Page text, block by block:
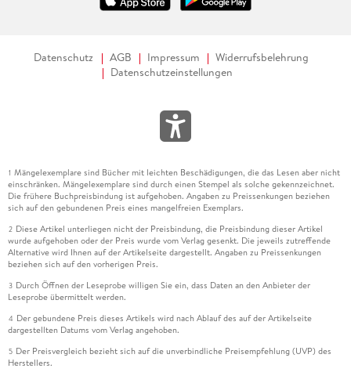
Datenschutz AGB Impressum
Widerrufsbelehrung
Datenschutzeinstellungen
1 Mängelexemplare sind Bücher mit leichten Beschädigungen, die das Lesen aber nicht
einschränken. Mängelexemplare sind durch einen Stempel als solche gekennzeichnet.
Die frühere Buchpreisbindung ist aufgehoben. Angaben zu Preissenkungen beziehen
sich auf den gebundenen Preis eines mangelfreien Exemplars.
2 Diese Artikel unterliegen nicht der Preisbindung, die Preisbindung dieser Artikel
wurde aufgehoben oder der Preis wurde vom Verlag gesenkt. Die jeweils zutreffende
Alternative wird Ihnen auf der Artikelseite dargestellt. Angaben zu Preissenkungen
beziehen sich auf den vorherigen Preis.
3 Durch Öffnen der Leseprobe willigen Sie ein, dass Daten an den Anbieter der
Leseprobe übermittelt werden.
4 Der gebundene Preis dieses Artikels wird nach Ablauf des auf der Artikelseite
dargestellten Datums vom Verlag angehoben.
5 Der Preisvergleich bezieht sich auf die unverbindliche Preisempfehlung (UVP) des
Herstellers.